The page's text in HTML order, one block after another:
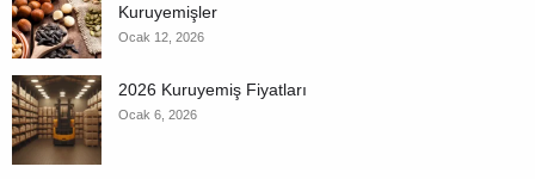
Kuruyemişler
Ocak 12, 2026
2026 Kuruyemiş Fiyatları
Ocak 6, 2026